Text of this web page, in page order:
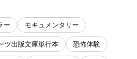
ー モキュメンタリー
ツ出版文庫単行本 恐怖体験